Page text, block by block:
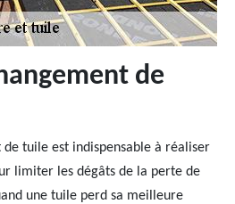
de
tuile est indispensable à réaliser
limiter les dégâts de la perte de
une tuile perd sa meilleure